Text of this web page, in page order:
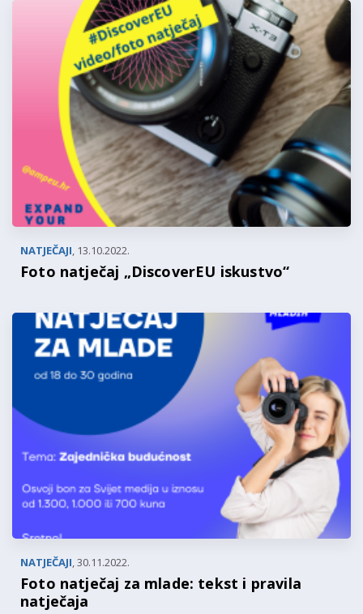
NATJEČAJI, 13.10.2022.
Foto natječaj „DiscoverEU iskustvo“
NATJEČAJI,30.11.2022.
Foto natječaj za mlade: tekst i pravila
natječaja